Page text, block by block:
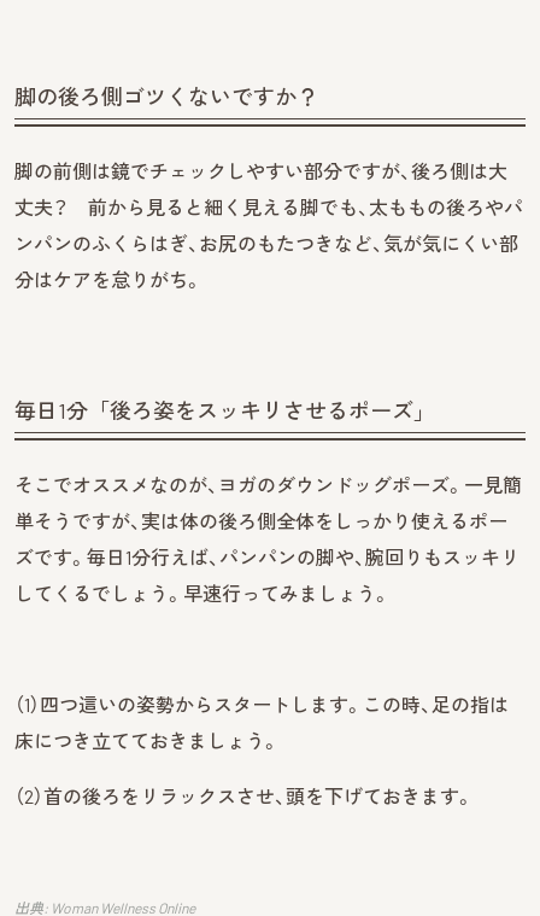
脚の後ろ側ゴツくないですか？
脚の前側は鏡でチェックしやすい部分ですが、後ろ側は大
丈夫？ 前から見ると細く見える脚でも、太ももの後ろやパ
ンパンのふくらはぎ、お尻のもたつきなど、気が気にくい部
分はケアを怠りがち。
毎日1分「後ろ姿をスッキリさせるポーズ」
そこでオススメなのが、ヨガのダウンドッグポーズ。一見簡
単そうですが、実は体の後ろ側全体をしっかり使えるポー
ズです。毎日1分行えば、パンパンの脚や、腕回りもスッキリ
してくるでしょう。早速行ってみましょう。
（1）四つ這いの姿勢からスタートします。この時、足の指は
床につき立てておきましょう。
（2）首の後ろをリラックスさせ、頭を下げておきます。
出典: Woman Wellness Online